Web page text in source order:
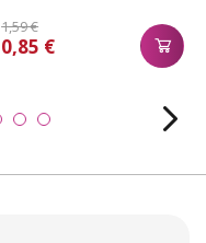
1,59 €
0,85 €